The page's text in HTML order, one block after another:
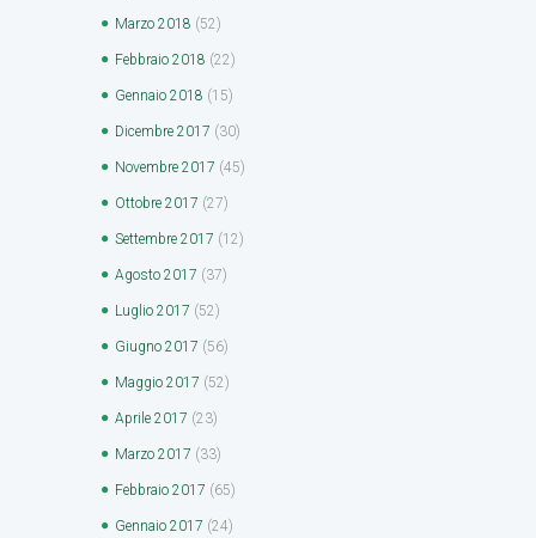
Marzo 2018 (52)
Febbraio 2018 (22)
Gennaio 2018 (15)
Dicembre 2017 (30)
Novembre 2017 (45)
Ottobre 2017 (27)
Settembre 2017 (12)
Agosto 2017 (37)
Luglio 2017 (52)
Giugno 2017 (56)
Maggio 2017 (52)
Aprile 2017 (23)
Marzo 2017 (33)
Febbraio 2017 (65)
Gennaio 2017 (24)